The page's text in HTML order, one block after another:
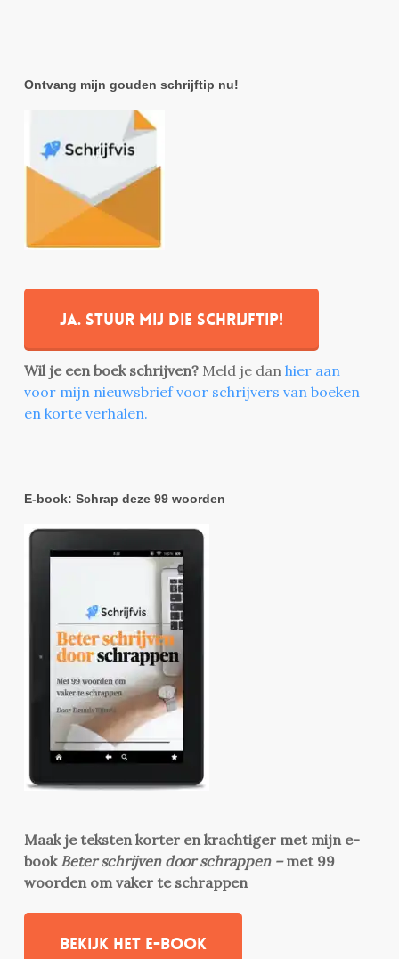
Ontvang mijn gouden schrijftip nu!
Ja. stuur mij die schrijftip!
Wil je een boek schrijven? Meld je dan hier aan
voor mijn nieuwsbrief voor schrijvers van boeken
en korte verhalen.
E-book: Schrap deze 99 woorden
Maak je teksten korter en krachtiger met mijn e-
book Beter schrijven door schrappen –met 99
woorden om vaker te schrappen
Bekijk het e-book